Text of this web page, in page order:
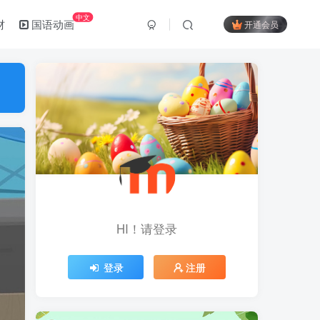
国语动画中文
开通会员
HI！请登录
登录 注册